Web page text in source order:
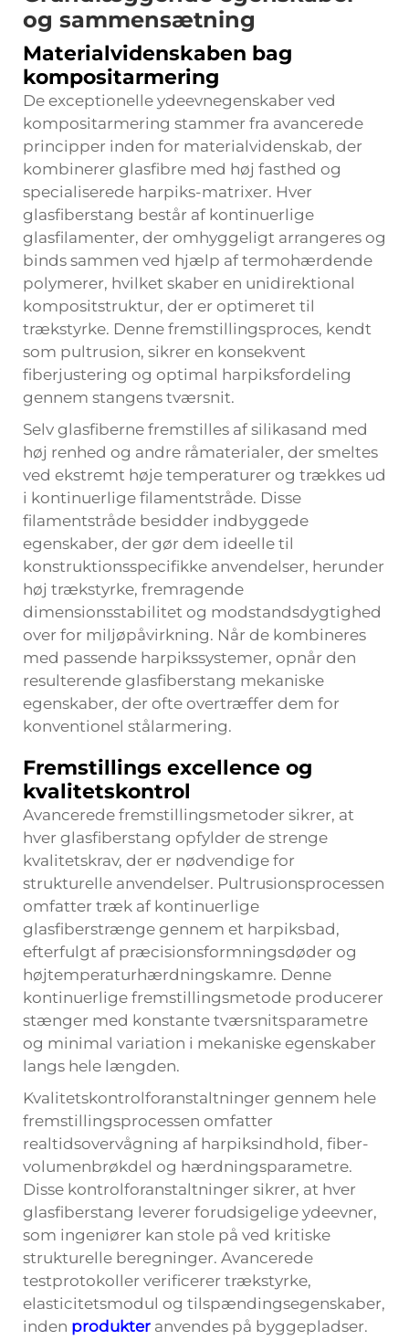
og sammensætning
Materialvidenskaben bag
kompositarmering
De exceptionelle ydeevnegenskaber ved
kompositarmering stammer fra avancerede
principper inden for materialvidenskab, der
kombinerer glasfibre med høj fasthed og
specialiserede harpiks-matrixer. Hver
glasfiberstang består af kontinuerlige
glasfilamenter, der omhyggeligt arrangeres og
binds sammen ved hjælp af termohærdende
polymerer, hvilket skaber en unidirektional
kompositstruktur, der er optimeret til
trækstyrke. Denne fremstillingsproces, kendt
som pultrusion, sikrer en konsekvent
fiberjustering og optimal harpiksfordeling
gennem stangens tværsnit.
Selv glasfiberne fremstilles af silikasand med
høj renhed og andre råmaterialer, der smeltes
ved ekstremt høje temperaturer og trækkes ud
i kontinuerlige filamentstråde. Disse
filamentstråde besidder indbyggede
egenskaber, der gør dem ideelle til
konstruktionsspecifikke anvendelser, herunder
høj trækstyrke, fremragende
dimensionsstabilitet og modstandsdygtighed
over for miljøpåvirkning. Når de kombineres
med passende harpikssystemer, opnår den
resulterende glasfiberstang mekaniske
egenskaber, der ofte overtræffer dem for
konventionel stålarmering.
Fremstillings excellence og
kvalitetskontrol
Avancerede fremstillingsmetoder sikrer, at
hver glasfiberstang opfylder de strenge
kvalitetskrav, der er nødvendige for
strukturelle anvendelser. Pultrusionsprocessen
omfatter træk af kontinuerlige
glasfiberstrænge gennem et harpiksbad,
efterfulgt af præcisionsformningsdøder og
højtemperaturhærdningskamre. Denne
kontinuerlige fremstillingsmetode producerer
stænger med konstante tværsnitsparametre
og minimal variation i mekaniske egenskaber
langs hele længden.
Kvalitetskontrolforanstaltninger gennem hele
fremstillingsprocessen omfatter
realtidsovervågning af harpiksindhold, fiber-
volumenbrøkdel og hærdningsparametre.
Disse kontrolforanstaltninger sikrer, at hver
glasfiberstang leverer forudsigelige ydeevner,
som ingeniører kan stole på ved kritiske
strukturelle beregninger. Avancerede
testprotokoller verificerer trækstyrke,
elasticitetsmodul og tilspændingsegenskaber,
inden produkter anvendes på byggepladser.